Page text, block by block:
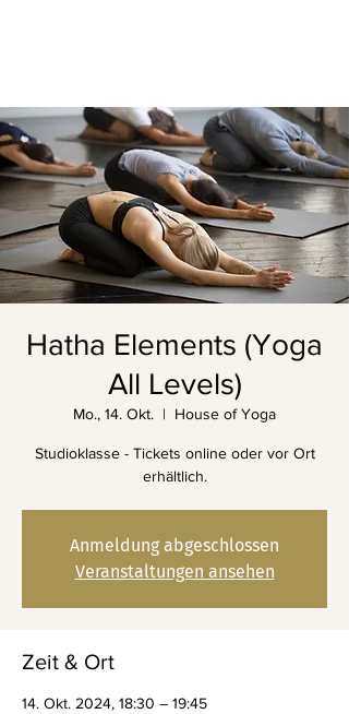
Hatha Elements (Yoga
All Levels)
Mo., 14. Okt.
  |
House of Yoga
Studioklasse - Tickets online oder vor Ort
erhältlich.
Anmeldung abgeschlossen
Veranstaltungen ansehen
Zeit & Ort
14. Okt. 2024, 18:30 – 19:45